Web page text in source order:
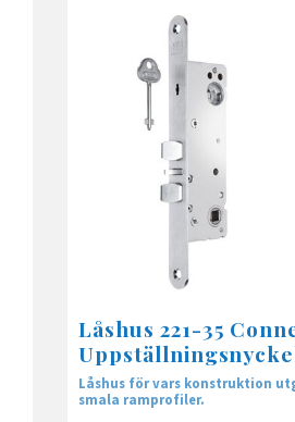
Låshus 221-35
Låshus för vars konstruktion
smala ramprofiler.